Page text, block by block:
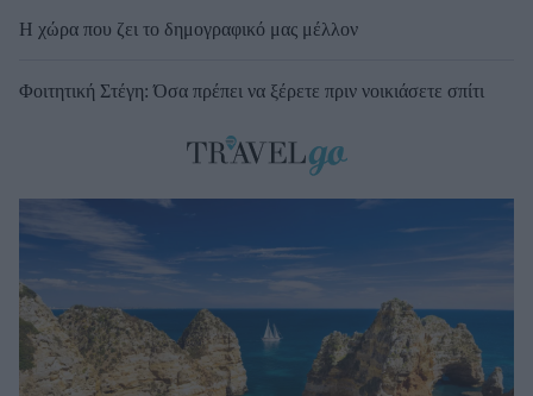
Η χώρα που ζει το δημογραφικό μας μέλλον
Φοιτητική Στέγη: Όσα πρέπει να ξέρετε πριν νοικιάσετε σπίτι